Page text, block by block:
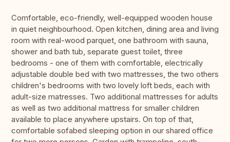
Comfortable, eco-friendly, well-equipped wooden house
in quiet neighbourhood. Open kitchen, dining area and living
room with real-wood parquet, one bathroom with sauna,
shower and bath tub, separate guest toilet, three
bedrooms - one of them with comfortable, electrically
adjustable double bed with two mattresses, the two others
children's bedrooms with two lovely loft beds, each with
adult-size matresses. Two additional mattresses for adults
as well as two additional mattress for smaller children
available to place anywhere upstairs. On top of that,
comfortable sofabed sleeping option in our shared office